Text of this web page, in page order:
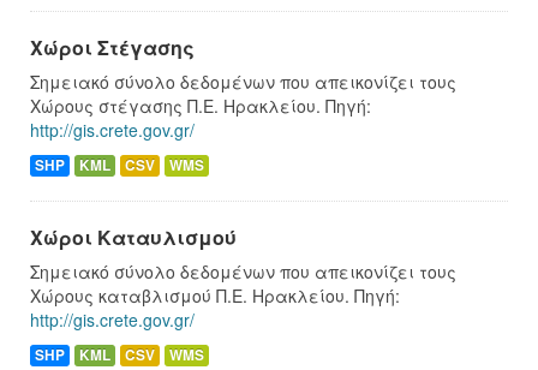
Χώροι Στέγασης
Σημειακό σύνολο δεδομένων που απεικονίζει τους
Χώρους στέγασης Π.Ε. Ηρακλείου. Πηγή:
http://gis.crete.gov.gr/
SHP KML CSV WMS
Χώροι Καταυλισμού
Σημειακό σύνολο δεδομένων που απεικονίζει τους
Χώρους καταβλισμού Π.Ε. Ηρακλείου. Πηγή:
http://gis.crete.gov.gr/
SHP KML CSV WMS